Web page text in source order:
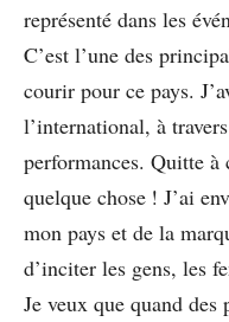
représenté dans les
C’est l’une des
courir pour ce pays.
l’international, à
performances. Quitte à
quelque chose ! J’ai
mon pays et de la
d’inciter les gens, les
Je veux que quand